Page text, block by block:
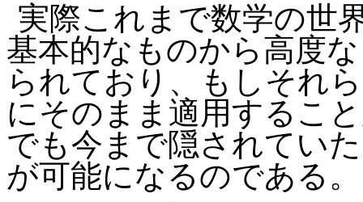
実際これまで数学の世
基本的なものから高度
られており、もしそれ
にそのまま適用するこ
でも今まで隠されてい
が可能になるのである。